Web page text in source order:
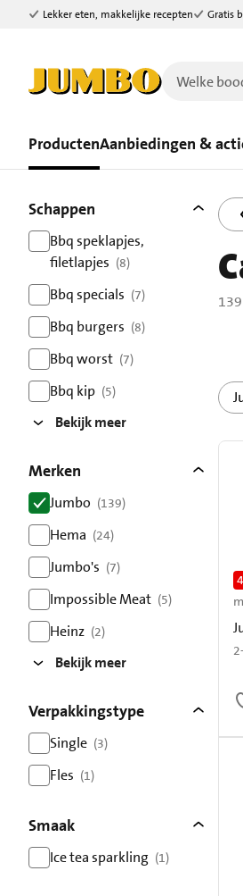
Ga naar zoeken
Ga naar hoofdinhoud
Lekker eten, makkelijke recepten Gratis
ProductenAanbiedingen &
139 producten gevonden.
Filters
Schappen
Bbq speklapjes,
filetlapjes (8)
resultaten
Bbq specials (7)
resultaten
Bbq burgers (8)
resultaten
Bbq worst (7)
resultaten
Bbq kip (5)
Bekijk meer
Merken
Jumbo (139)
resultaten
Hema (24)
resultaten
Jumbo's (7)
resultaten
Impossible Meat (5)
resultaten
Heinz (2)
Bekijk meer
Verpakkingstype
Single (3)
resultaten
Fles (1)
Smaak
Ice tea sparkling (1)